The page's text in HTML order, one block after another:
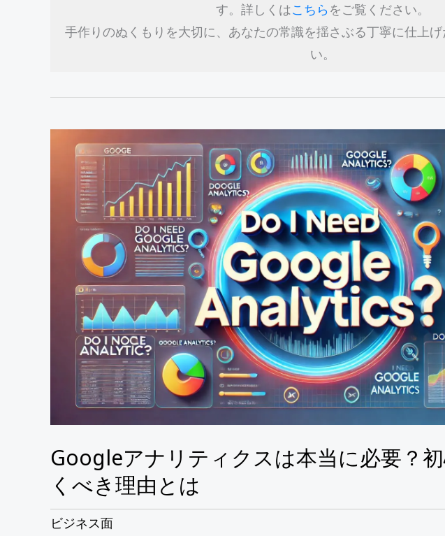
Q&A
す。詳しくはこちら をご覧ください。
手作りのぬくもりを大切に、あなたの常識を揺さぶる丁寧に仕上
い。
Googleアナリティクスは本当に必要？
くべき理由とは
ビジネス面
Google
初
心
者
が